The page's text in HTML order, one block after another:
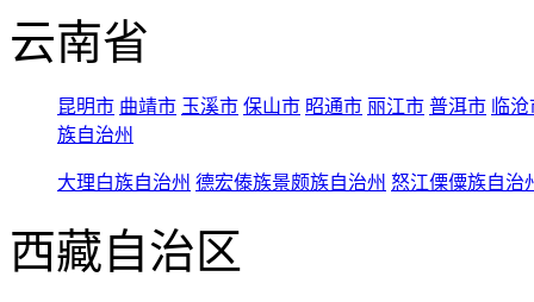
云南省
昆明市 曲靖市 玉溪市 保山市 昭通市 丽江市 普洱市 临
族自治州
大理白族自治州 德宏傣族景颇族自治州 怒江傈僳族自治
西藏自治区